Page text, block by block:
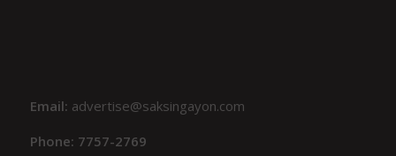
Email: advertise@saksingayon.com
Phone: 7757-2769